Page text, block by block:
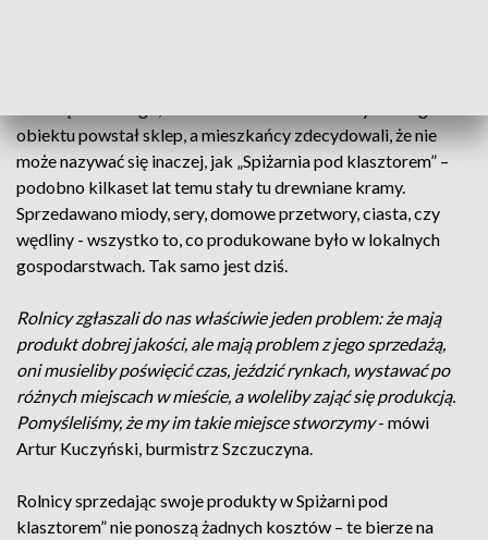
obiektu powstał sklep, a mieszkańcy zdecydowali, że nie
może nazywać się inaczej, jak „Spiżarnia pod klasztorem” –
podobno kilkaset lat temu stały tu drewniane kramy.
Sprzedawano miody, sery, domowe przetwory, ciasta, czy
wędliny - wszystko to, co produkowane było w lokalnych
gospodarstwach. Tak samo jest dziś.
Rolnicy zgłaszali do nas właściwie jeden problem: że mają
produkt dobrej jakości, ale mają problem z jego sprzedażą,
oni musieliby poświęcić czas, jeździć rynkach, wystawać po
różnych miejscach w mieście, a woleliby zająć się produkcją.
Pomyśleliśmy, że my im takie miejsce stworzymy- mówi
Artur Kuczyński, burmistrz Szczuczyna.
Rolnicy sprzedając swoje produkty w Spiżarni pod
klasztorem” nie ponoszą żadnych kosztów – te bierze na